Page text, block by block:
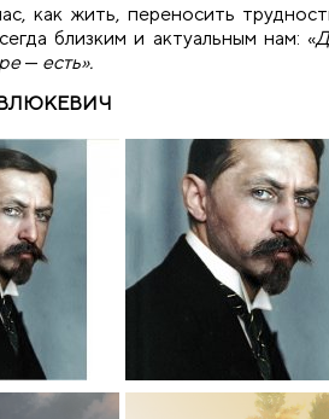
как жить, переносить
близким и актуальным нам: «
— есть».